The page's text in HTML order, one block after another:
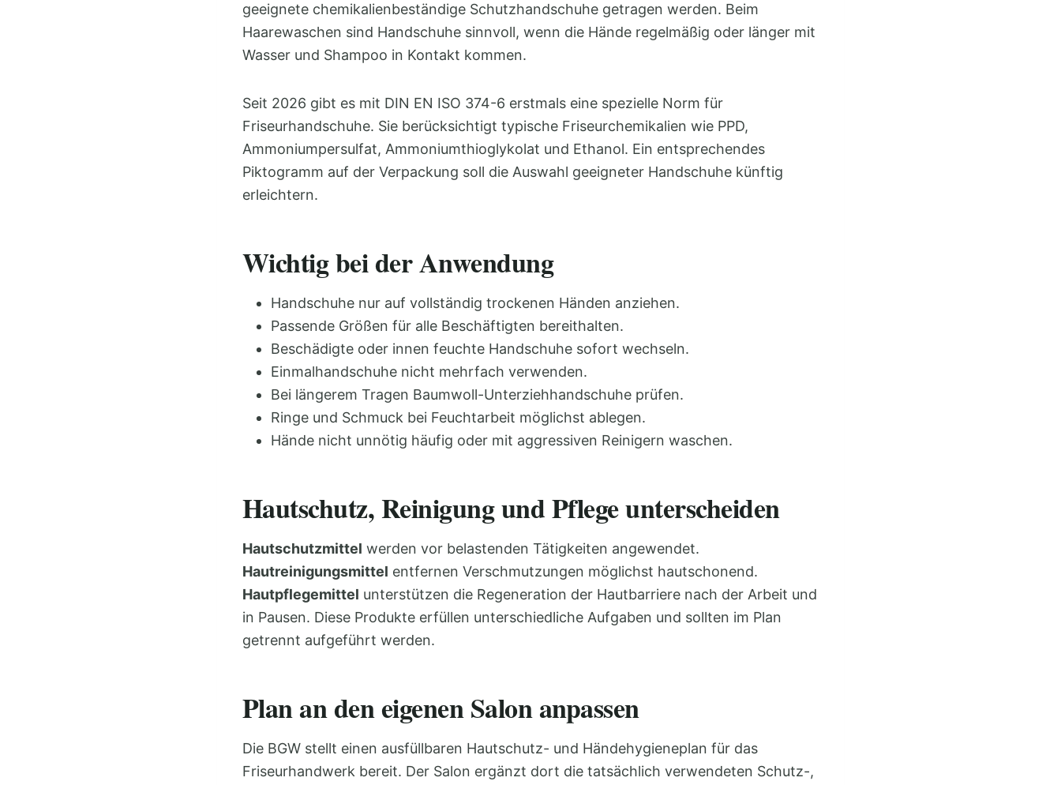
geeignete chemikalienbeständige Schutzhandschuhe getragen werden. Beim
Haarewaschen sind Handschuhe sinnvoll, wenn die Hände regelmäßig oder länger mit
Wasser und Shampoo in Kontakt kommen.
Seit 2026 gibt es mit DIN EN ISO 374-6 erstmals eine spezielle Norm für
Friseurhandschuhe. Sie berücksichtigt typische Friseurchemikalien wie PPD,
Ammoniumpersulfat, Ammoniumthioglykolat und Ethanol. Ein entsprechendes
Piktogramm auf der Verpackung soll die Auswahl geeigneter Handschuhe künftig
erleichtern.
Wichtig bei der Anwendung
Handschuhe nur auf vollständig trockenen Händen anziehen.
Passende Größen für alle Beschäftigten bereithalten.
Beschädigte oder innen feuchte Handschuhe sofort wechseln.
Einmalhandschuhe nicht mehrfach verwenden.
Bei längerem Tragen Baumwoll-Unterziehhandschuhe prüfen.
Ringe und Schmuck bei Feuchtarbeit möglichst ablegen.
Hände nicht unnötig häufig oder mit aggressiven Reinigern waschen.
Hautschutz, Reinigung und Pflege unterscheiden
Hautschutzmittel werden vor belastenden Tätigkeiten angewendet.
Hautreinigungsmittel entfernen Verschmutzungen möglichst hautschonend.
Hautpflegemittel unterstützen die Regeneration der Hautbarriere nach der Arbeit und
in Pausen. Diese Produkte erfüllen unterschiedliche Aufgaben und sollten im Plan
getrennt aufgeführt werden.
Plan an den eigenen Salon anpassen
Die BGW stellt einen ausfüllbaren Hautschutz- und Händehygieneplan für das
Friseurhandwerk bereit. Der Salon ergänzt dort die tatsächlich verwendeten Schutz-,